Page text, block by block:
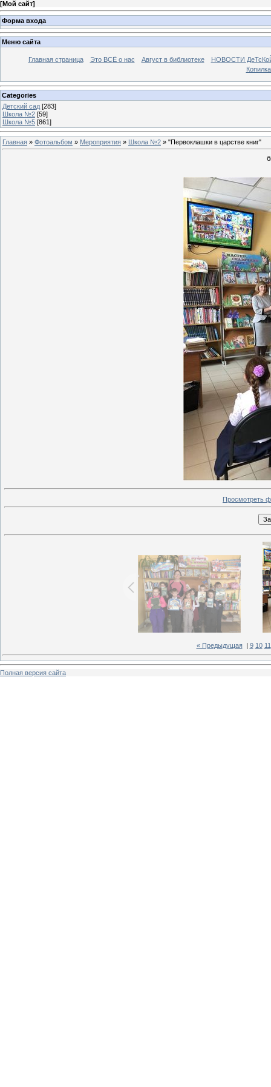
[Мой сайт]
Форма входа
Меню сайта
Главная страница Это ВСЁ о нас Август в библиотеке
НОВОСТИ
Categories
Детский сад [283]
Школа №2 [59]
Школа №5 [861]
Главная » Фотоальбом » Мероприятия » Школа №2 » "Первоклашки в царстве книг"
Просмотреть
« Предыдущая| 9 10 11
Полная версия сайта